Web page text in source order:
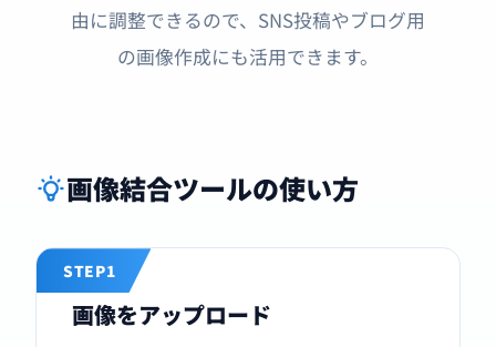
由に調整できるので、SNS投稿やブログ用
の画像作成にも活用できます。
画像結合ツールの使い方
STEP1
画像をアップロード